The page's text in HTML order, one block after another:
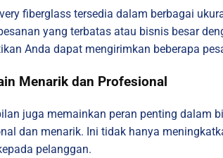
fiberglass tersedia dalam berbagai
yang terbatas atau bisnis besar
Anda dapat mengirimkan beberapa
Menarik dan Profesional
juga memainkan peran penting dalam
dan menarik. Ini tidak hanya
pelanggan.